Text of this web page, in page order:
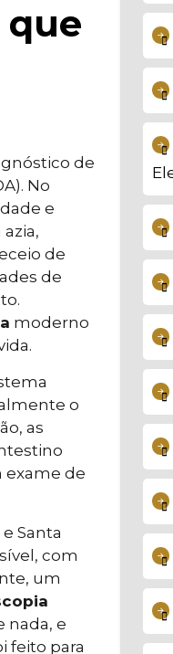
que
de
No
e
de
de
moderno
o
as
exame de
Santa
com
um
nada, e
feito para